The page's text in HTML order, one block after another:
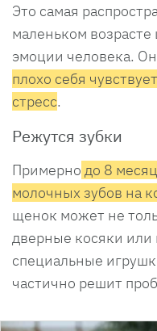
Это самая
маленьком
эмоции человека.
плохо себя
стресс.
Режутся зубки
Примерно до 8
молочных зубов на
щенок может не
дверные косяки
специальные
частично решит